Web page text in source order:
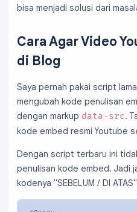
bisa menjadi solusi dari
Cara Agar Video
di Blog
Saya pernah pakai script
mengubah kode penulisan
dengan markup data-src.
kode embed resmi Youtube
Dengan script terbaru ini
penulisan kode embed. Jadi
kodenya "SEBELUM / DI ATAS"